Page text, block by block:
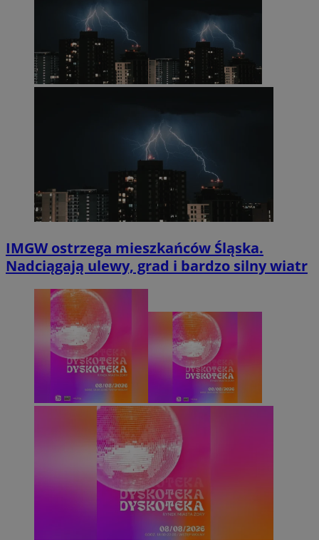
IMGW ostrzega mieszkańców Śląska.
Nadciągają ulewy, grad i bardzo silny wiatr